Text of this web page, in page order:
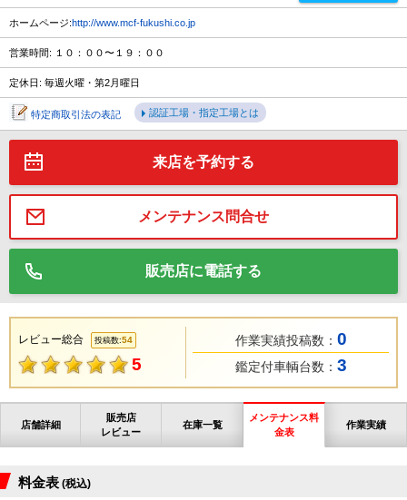
ホームページ:http://www.mcf-fukushi.co.jp
営業時間: １０：００〜１９：００
定休日: 毎週火曜・第2月曜日
特定商取引法の表記 認証工場・指定工場とは
来店を予約する
メンテナンス問合せ
販売店に電話する
レビュー総合 投稿数:54
5
作業実績投稿数： 0
鑑定付車輌台数： 3
店舗詳細
販売店
レビュー
在庫一覧
メンテナンス料
金表
作業実績
料金表 (税込)